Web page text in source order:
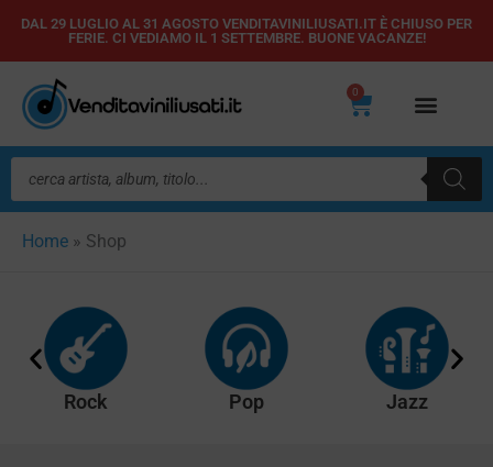
Vai
contenuto
DAL 29 LUGLIO AL 31 AGOSTO VENDITAVINILIUSATI.IT È CHIUSO PER
FERIE. CI VEDIAMO IL 1 SETTEMBRE. BUONE VACANZE!
0
Carrello
Ricerca
prodotti
Home » Shop
Rock Pop Jazz